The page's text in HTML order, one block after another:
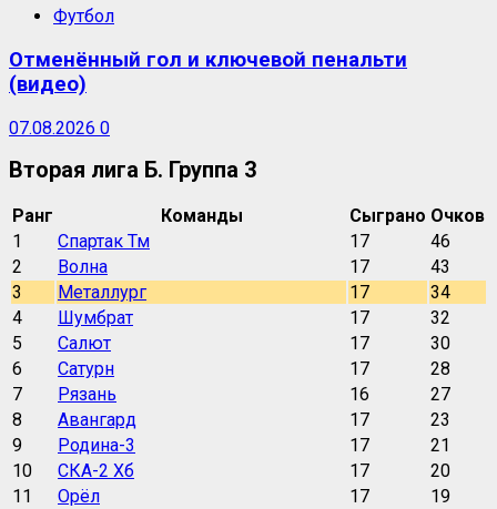
Футбол
Отменённый гол и ключевой пенальти
(видео)
07.08.2026 0
Вторая лига Б. Группа 3
Ранг Команды Сыграно Очков
1
Спартак Тм 17
46
2
Волна 17
43
3
Металлург 17
34
4
Шумбрат 17
32
5
Салют 17
30
6
Сатурн 17
28
7
Рязань 16
27
8
Авангард 17
23
9
Родина-3 17
21
10
СКА-2 Хб 17
20
11
Орёл 17
19